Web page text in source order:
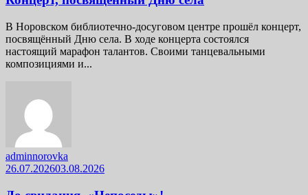
В Норовском библиотечно-досуговом центре прошёл концерт,
посвящённый Дню села. В ходе концерта состоялся
настоящий марафон талантов. Своими танцевальными
композициями и...
adminnorovka
26.07.202603.08.2026